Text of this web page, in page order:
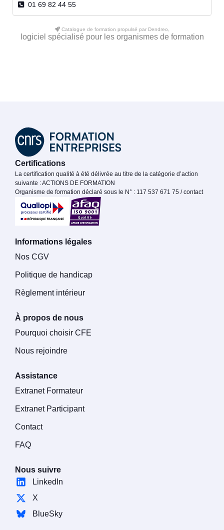
01 69 82 44 55
Catalogue de formation propulsé par Dendreo,
logiciel spécialisé pour les organismes de formation
Certifications
La certification qualité à été délivrée au titre de la catégorie d’action
suivante : ACTIONS DE FORMATION
Organisme de formation déclaré sous le N° : 117 537 671 75 / contact
Informations légales
Nos CGV
Politique de handicap
Règlement intérieur
À propos de nous
Pourquoi choisir CFE
Nous rejoindre
Assistance
Extranet Formateur
Extranet Participant
Contact
FAQ
Nous suivre
LinkedIn
X
BlueSky